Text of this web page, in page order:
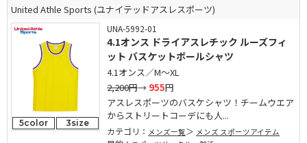
United Athle Sports (ユナイテッドアスレスポーツ)
5color 3size
UNA-5992-01
4.1オンス ドライアスレチック ルーズフィ
ット バスケットボールシャツ
4.1オンス／M～XL
2,200円→ 955円
アスレスポーツのバスケシャツ！チームウエア
からストリートコーデにも人...
カテゴリ： メンズ一覧 メンズ スポーツアイテム